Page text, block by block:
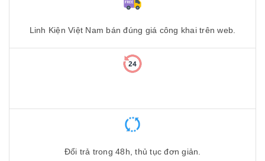
Linh Kiện Việt Nam bán đúng giá công khai trên web.
Đổi trả trong 48h, thủ tục đơn giản.